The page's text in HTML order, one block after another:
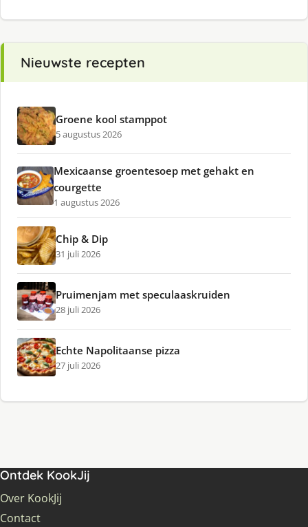
Nieuwste recepten
Groene kool stamppot
5 augustus 2026
Mexicaanse groentesoep met gehakt en
courgette
1 augustus 2026
Chip & Dip
31 juli 2026
Pruimenjam met speculaaskruiden
28 juli 2026
Echte Napolitaanse pizza
27 juli 2026
Ontdek KookJij
Over KookJij
Contact